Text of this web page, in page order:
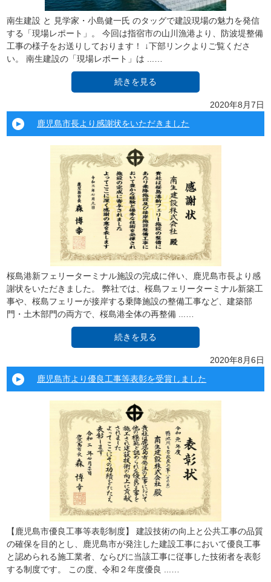
南生建設 と 見学家・小島健一氏 のタッグで建設現場の魅力を発信
する「現場レポート」。 今回は指宿市の山川漁港より、防波堤整備
工事の様子をお送りしております！ ↓下部リンクよりご覧くださ
い。 南生建設の「現場レポート」は ...…
続きを見る
2020年8月7日
鹿児島市長より感謝状をいただきました
桜島港新フェリーターミナル施設の完成に伴い、鹿児島市長より感
謝状をいただきました。 弊社では、桜島フェリーターミナル新築工
事や、桜島フェリーが接岸する乗降施設の整備工事など、建築部
門・土木部門の両方で、桜島港全体の再整備 ...…
続きを見る
2020年8月6日
鹿児島市より優良工事等表彰を受賞しました
【鹿児島市優良工事等表彰制度】 建設技術の向上と公共工事の品質
の確保を目的とし、鹿児島市が発注した建設工事において優良工事
と認められる施工業者、ならびに当該工事に従事した技術者を表彰
する制度です。 この度、令和２年度優良 ...…